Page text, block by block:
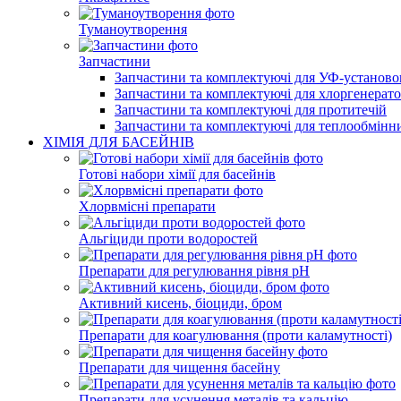
Туманоутворення
Запчастини
Запчастини та комплектуючі для УФ-
Запчастини та комплектуючі для
Запчастини та комплектуючі для протитечій
Запчастини та комплектуючі для
ХІМІЯ ДЛЯ БАСЕЙНІВ
Готові набори хімії для басейнів
Хлорвмісні препарати
Альгіциди проти водоростей
Препарати для регулювання рівня pH
Активний кисень, біоциди, бром
Препарати для коагулювання (проти каламутності)
Препарати для чищення басейну